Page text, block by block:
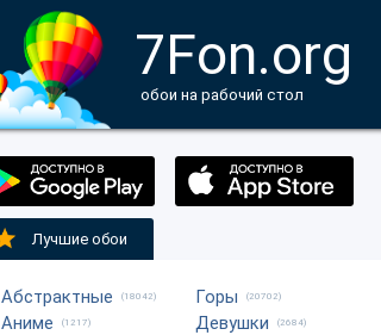
7Fon.org
обои на рабочий стол
Лучшие обои
Абстрактные (18042)
Аниме (1217)
Горы (20702)
Девушки (2684)